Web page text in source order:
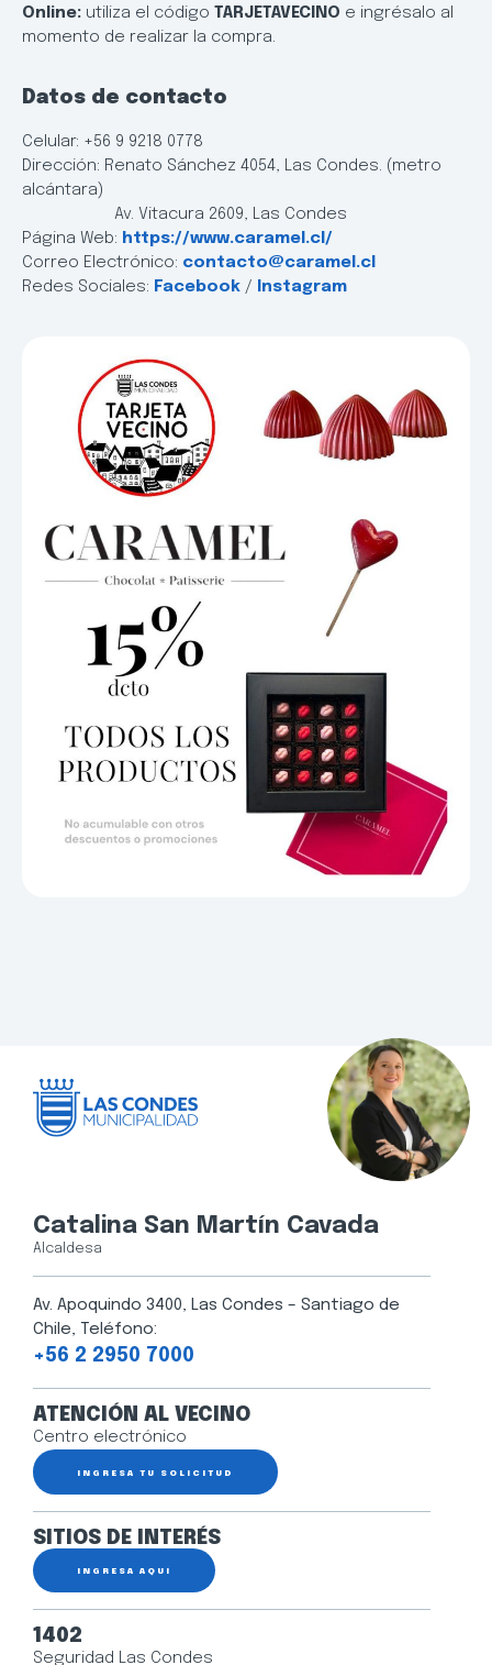
Online: utiliza el código TARJETAVECINO e ingrésalo al
momento de realizar la compra.
Datos de contacto
Celular: +56 9 9218 0778
Dirección: Renato Sánchez 4054, Las Condes. (metro
alcántara)
Av. Vitacura 2609, Las Condes
Página Web: https://www.caramel.cl/
Correo Electrónico: contacto@caramel.cl
Redes Sociales: Facebook / Instagram
Catalina San Martín Cavada
Alcaldesa
Av. Apoquindo 3400, Las Condes – Santiago de
Chile, Teléfono:
+56 2 2950 7000
ATENCIÓN AL VECINO
Centro electrónico
INGRESA TU SOLICITUD
SITIOS DE INTERÉS
INGRESA AQUÍ
1402
Seguridad Las Condes